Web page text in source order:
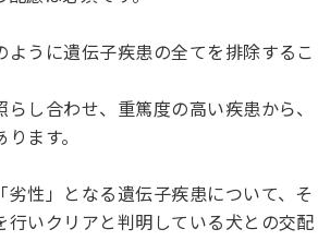
ように遺伝子疾患の全てを排除するこ
し合わせ、重篤度の高い疾患から、
ます。
性」となる遺伝子疾患について、そ
行いクリアと判明している犬との交配